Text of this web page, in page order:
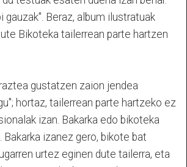
gauzak". Beraz, album ilustratuak
Bikoteka tailerrean parte hartzen
gustatzen zaion jendea
hortaz, tailerrean parte hartzeko ez
izan. Bakarka edo bikoteka
Bakarka izanez gero, bikote bat
urtez eginen dute tailerra, eta